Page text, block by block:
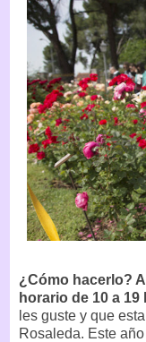
¿Cómo hacerlo?
horario de 10 a 19
les guste y que
Rosaleda. Este